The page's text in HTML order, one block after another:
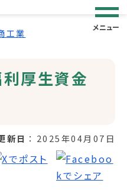
メニュー
工業
厚生資金
新日 2025年04月07日